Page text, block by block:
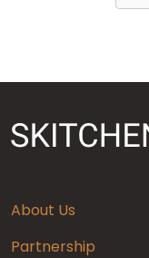
About Us
Partnership